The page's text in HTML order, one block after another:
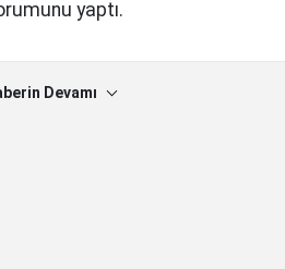
yaptı.
Devamı